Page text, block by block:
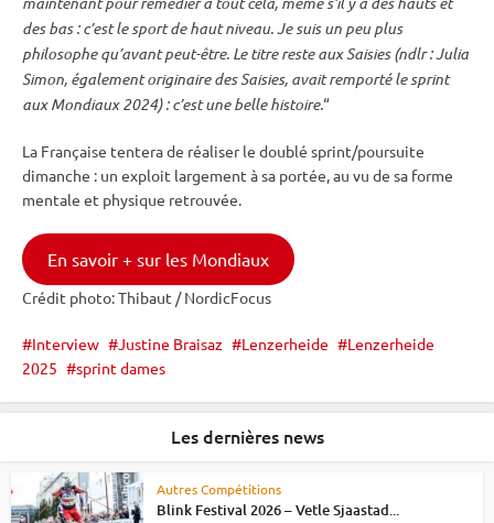
des bas : c’est le sport de haut niveau. Je suis un peu plus
philosophe qu’avant peut-être. Le titre reste aux Saisies (ndlr : Julia
Simon, également originaire des Saisies, avait remporté le sprint
aux Mondiaux 2024) : c’est une belle histoire.“
La Française tentera de réaliser le doublé sprint/poursuite
dimanche : un exploit largement à sa portée, au vu de sa forme
mentale et physique retrouvée.
En savoir + sur les Mondiaux
Crédit photo: Thibaut / NordicFocus
Interview Justine Braisaz Lenzerheide
Lenzerheide
2025
sprint dames
Les dernières news
Autres Compétitions
Blink Festival 2026 – Vetle Sjaastad...